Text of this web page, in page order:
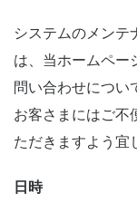
システムのメンテ
は、当ホームペー
問い合わせについ
お客さまにはご不
ただきますよう宜
日時